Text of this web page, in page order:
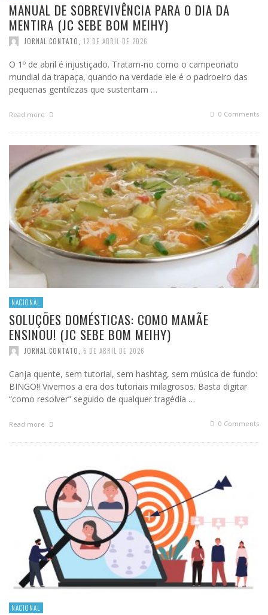
MANUAL DE SOBREVIVÊNCIA PARA O DIA DA
MENTIRA (JC SEBE BOM MEIHY)
JORNAL CONTATO, 12 DE ABRIL DE 2026
O 1º de abril é injustiçado. Tratam-no como o campeonato
mundial da trapaça, quando na verdade ele é o padroeiro das
pequenas gentilezas que sustentam …
Read more 0 Comments
NACIONAL
SOLUÇÕES DOMÉSTICAS: COMO MAMÃE
ENSINOU! (JC SEBE BOM MEIHY)
JORNAL CONTATO 5 DE ABRIL DE 2026
Canja quente, sem tutorial, sem hashtag, sem música de fundo:
BINGO!! Vivemos a era dos tutoriais milagrosos. Basta digitar
“como resolver” seguido de qualquer tragédia …
Read more 0 Comments
NACIONAL